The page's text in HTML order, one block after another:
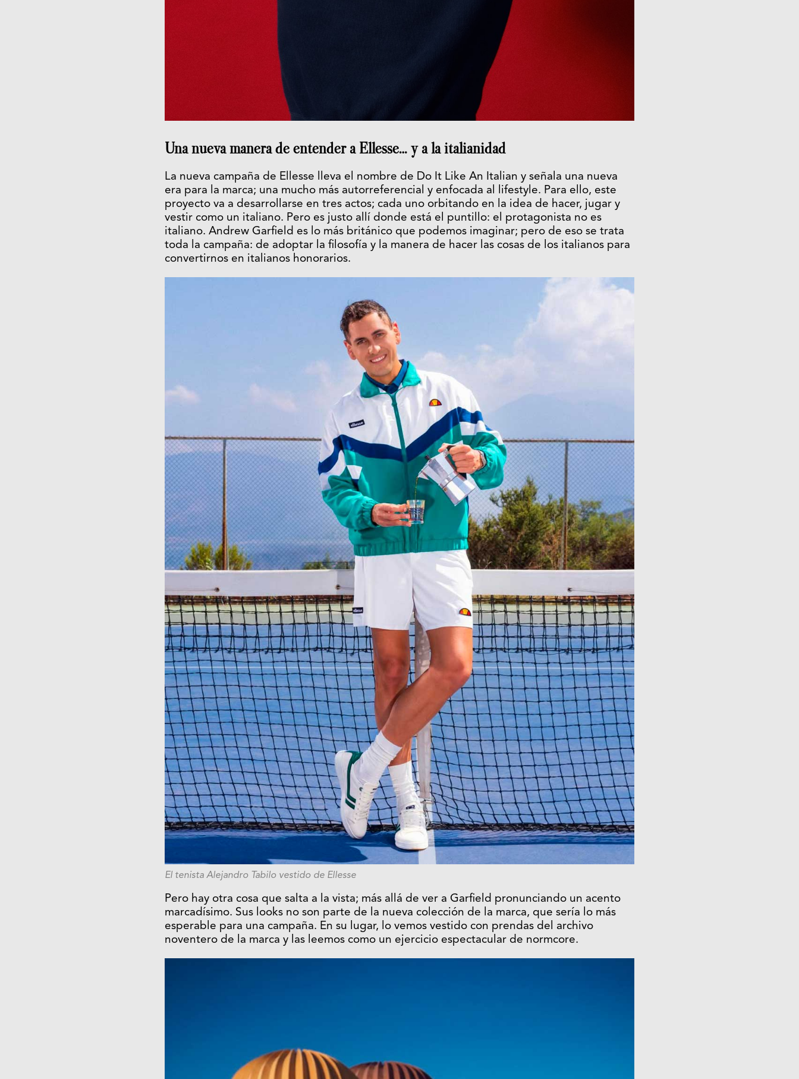
Una nueva manera de entender a Ellesse… y a la italianidad
La nueva campaña de Ellesse lleva el nombre de Do It Like An Italian y señala una nueva
era para la marca; una mucho más autorreferencial y enfocada al lifestyle. Para ello, este
proyecto va a desarrollarse en tres actos; cada uno orbitando en la idea de hacer, jugar y
vestir como un italiano. Pero es justo allí donde está el puntillo: el protagonista no es
italiano. Andrew Garfield es lo más británico que podemos imaginar; pero de eso se trata
toda la campaña: de adoptar la filosofía y la manera de hacer las cosas de los italianos para
convertirnos en italianos honorarios.
El tenista Alejandro Tabilo vestido de Ellesse
Pero hay otra cosa que salta a la vista; más allá de ver a Garfield pronunciando un acento
marcadísimo. Sus looks no son parte de la nueva colección de la marca, que sería lo más
esperable para una campaña. En su lugar, lo vemos vestido con prendas del archivo
noventero de la marca y las leemos como un ejercicio espectacular de normcore.